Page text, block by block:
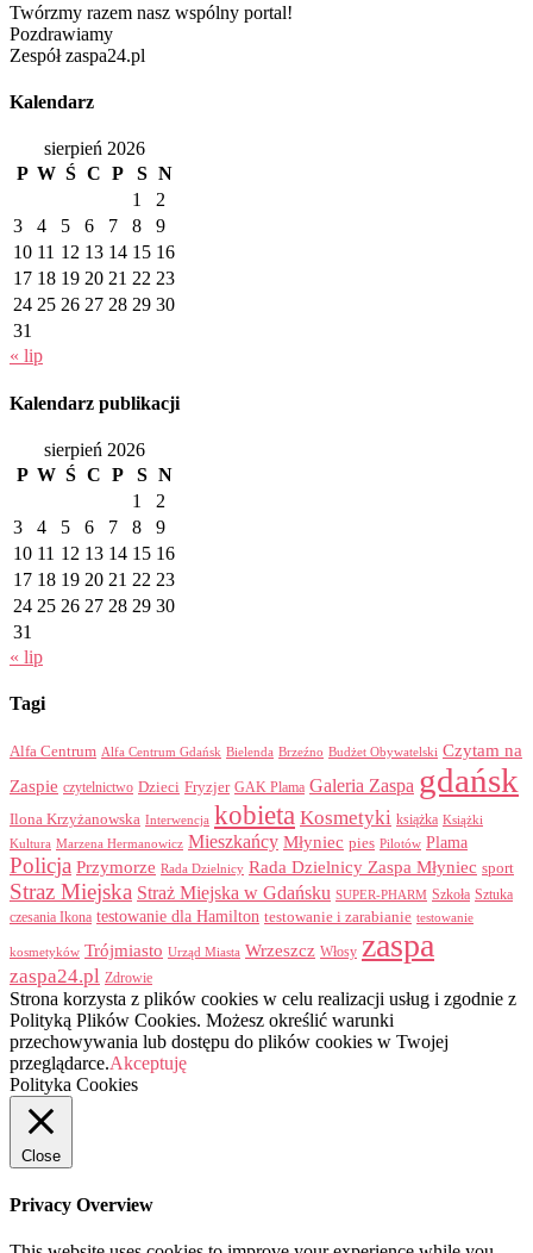
Twórzmy razem nasz wspólny portal!
Pozdrawiamy
Zespół zaspa24.pl
Kalendarz
sierpień 2026
P W Ś C P S N
1
2
3
4 5 6 7 8
9
10 11 12 13 14 15 16
17 18 19 20 21 22 23
24 25 26 27 28 29 30
31
« lip
Kalendarz publikacji
sierpień 2026
P W Ś C P S N
1
2
3
4 5 6 7 8
9
10 11 12 13 14 15 16
17 18 19 20 21 22 23
24 25 26 27 28 29 30
31
« lip
Tagi
Alfa Centrum Alfa Centrum Gdańsk Bielenda Brzeźno Budżet Obywatelski Czytam na
Zaspie czytelnictwo Dzieci Fryzjer GAK Plama Galeria Zaspa gdańsk
Ilona Krzyżanowska Interwencja kobieta Kosmetyki książka Książki
Kultura Marzena Hermanowicz Mieszkańcy Młyniec pies Pilotów Plama
Policja Przymorze Rada Dzielnicy Rada Dzielnicy Zaspa Młyniec sport
Straz Miejska Straż Miejska w Gdańsku SUPER-PHARM Szkoła Sztuka
czesania Ikona testowanie dla Hamilton testowanie i zarabianie testowanie
kosmetyków Trójmiasto Urząd Miasta Wrzeszcz Włosy zaspa
zaspa24.pl Zdrowie
Strona korzysta z plików cookies w celu realizacji usług i zgodnie z
Polityką Plików Cookies. Możesz określić warunki
przechowywania lub dostępu do plików cookies w Twojej
przeglądarce.Akceptuję
Polityka Cookies
Close
Privacy Overview